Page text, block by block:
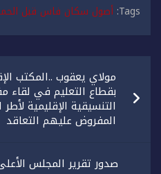
Tags: أصول سكان فاس قبل
المقالاتمولاي يعقوب ..المكتب
بقطاع التعليم في لقاء
التنسيقية الإقليمية
المفروض عليهم التعاقد
صدور تقرير المجلس